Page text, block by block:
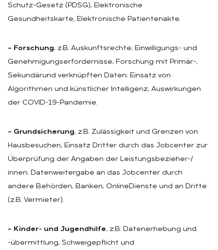
Schutz-Gesetz (PDSG), Elektronische
Gesundheitskarte, Elektronische Patientenakte.
– Forschung, z.B. Auskunftsrechte; Einwilligungs- und
Genehmigungserfordernisse, Forschung mit Primär-,
Sekundärund verknüpften Daten; Einsatz von
Algorithmen und künstlicher Intelligenz, Auswirkungen
der COVID-19-Pandemie.
– Grundsicherung, z.B. Zulässigkeit und Grenzen von
Hausbesuchen, Einsatz Dritter durch das Jobcenter zur
Überprüfung der Angaben der Leistungsbezieher-/
innen; Datenweitergabe an das Jobcenter durch
andere Behörden, Banken, OnlineDienste und an Dritte
(z.B. Vermieter).
– Kinder- und Jugendhilfe, z.B. Datenerhebung und
-übermittlung, Schweigepflicht und